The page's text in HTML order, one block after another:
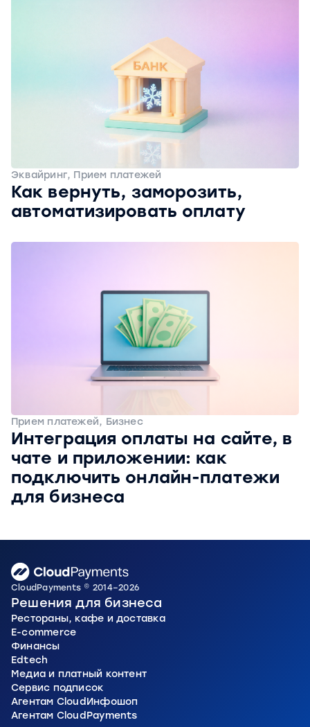
Эквайринг, Прием платежей
Как вернуть, заморозить,
автоматизировать оплату
Прием платежей, Бизнес
Интеграция оплаты на сайте, в
чате и приложении: как
подключить онлайн-платежи
для бизнеса
CloudPayments © 2014–2026
Решения для бизнеса
Рестораны, кафе и доставка
E-commerce
Финансы
Edtech
Медиа и платный контент
Сервис подписок
Агентам CloudИнфошоп
Агентам CloudPayments